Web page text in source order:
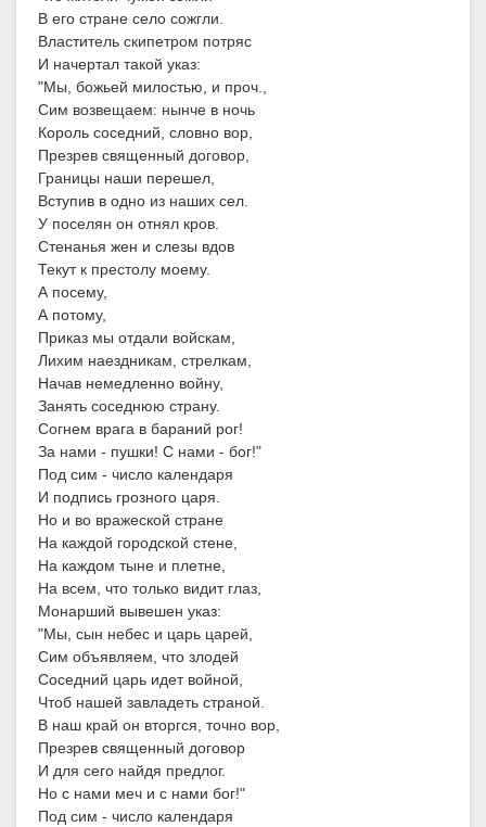
В его стране село сожгли.
Властитель скипетром потряс
И начертал такой указ:
"Мы, божьей милостью, и проч.,
Сим возвещаем: нынче в ночь
Король соседний, словно вор,
Презрев священный договор,
Границы наши перешел,
Вступив в одно из наших сел.
У поселян он отнял кров.
Стенанья жен и слезы вдов
Текут к престолу моему.
А посему,
А потому,
Приказ мы отдали войскам,
Лихим наездникам, стрелкам,
Начав немедленно войну,
Занять соседнюю страну.
Согнем врага в бараний рог!
За нами - пушки! С нами - бог!"
Под сим - число календаря
И подпись грозного царя.
Но и во вражеской стране
На каждой городской стене,
На каждом тыне и плетне,
На всем, что только видит глаз,
Монарший вывешен указ:
"Мы, сын небес и царь царей,
Сим объявляем, что злодей
Соседний царь идет войной,
Чтоб нашей завладеть страной.
В наш край он вторгся, точно вор,
Презрев священный договор
И для сего найдя предлог.
Но с нами меч и с нами бог!"
Под сим - число календаря